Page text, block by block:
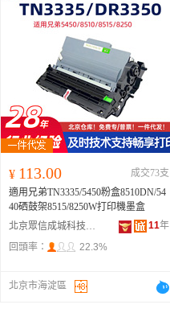
¥ 113.00
成交73支
適用兄弟TN3335/5450粉盒8510DN/54
40硒鼓架8515/8250W打印機墨盒
北京眾信成城科技發展有限公司
11年
回頭率：
22.3%
北京市海淀區